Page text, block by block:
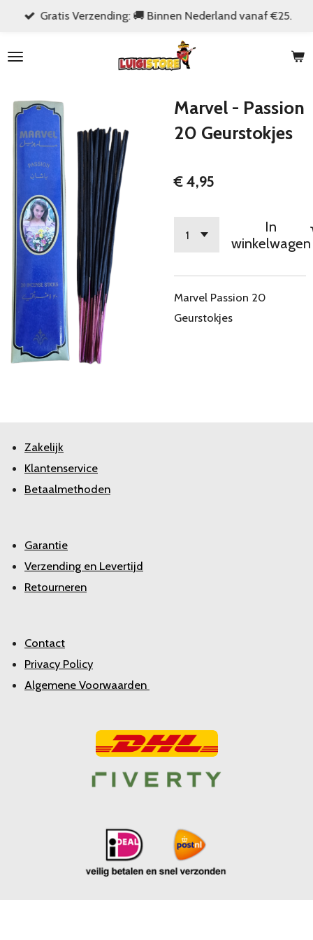
naar
hoofdinhoud
Gratis Verzending: 🚚 Binnen Nederland vanaf €25.
Marvel - Passion
20 Geurstokjes
€ 4,95
In
winkelwagen
Marvel Passion 20
Geurstokjes
Zakelijk
Klantenservice
Betaalmethoden
Garantie
Verzending en Levertijd
Retourneren
Contact
Privacy Policy
Algemene Voorwaarden